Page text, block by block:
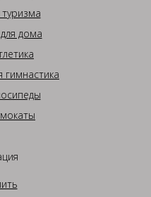
дома
гимнастика